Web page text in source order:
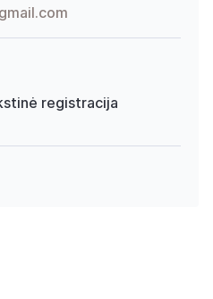
registracija